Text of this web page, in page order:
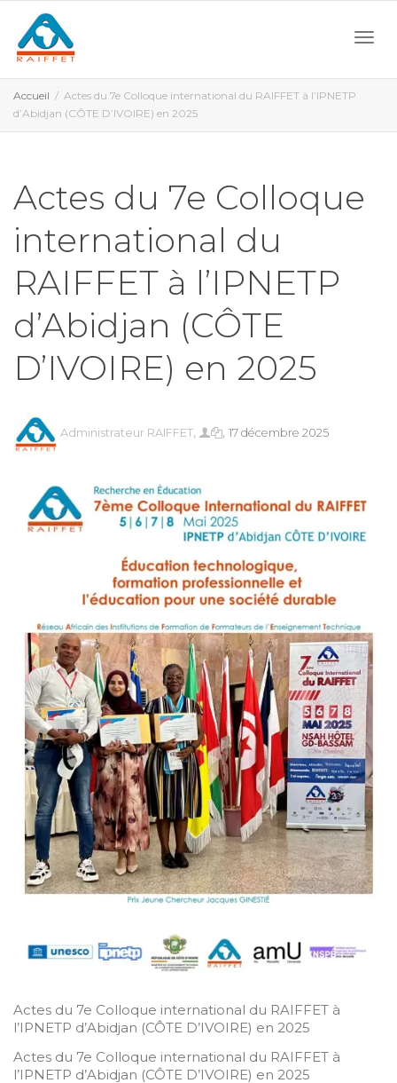
Accueil
Actes du 7e Colloque international du RAIFFET à l’IPNETP
d’Abidjan (CÔTE D’IVOIRE) en 2025
Actes du 7e Colloque
international du
RAIFFET à l’IPNETP
d’Abidjan (CÔTE
D’IVOIRE) en 2025
Administrateur RAIFFET, , 17 décembre 2025
Actes du 7e Colloque international du RAIFFET à
l’IPNETP d’Abidjan (CÔTE D’IVOIRE) en 2025
Actes du 7e Colloque international du RAIFFET à
l’IPNETP d’Abidjan (CÔTE D’IVOIRE) en 2025